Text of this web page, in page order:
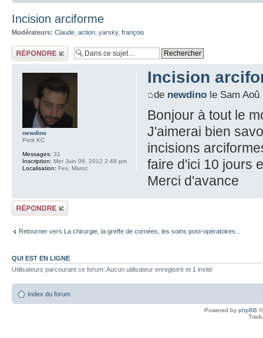
Incision arciforme
Modérateurs: Claude action yarsky, françois
Répondre
Incision
de newdinole Sam Aoû
Bonjour à tout le
J'aimerai bien
incisions
faire d'ici 10 jours
Merci d'avance
newdino
Petit KC
Messages: 31
Inscription: Mer Juin 06, 2012 2:49 pm
Localisation: Fes, Maroc
Répondre
Retourner vers La chirurgie, la greffe de cornées, les soins post-opératoires...
QUI EST EN LIGNE
Utilisateurs parcourant ce forum: Aucun utilisateur enregistré et 1 invité
Index du forum
Powered by phpBB